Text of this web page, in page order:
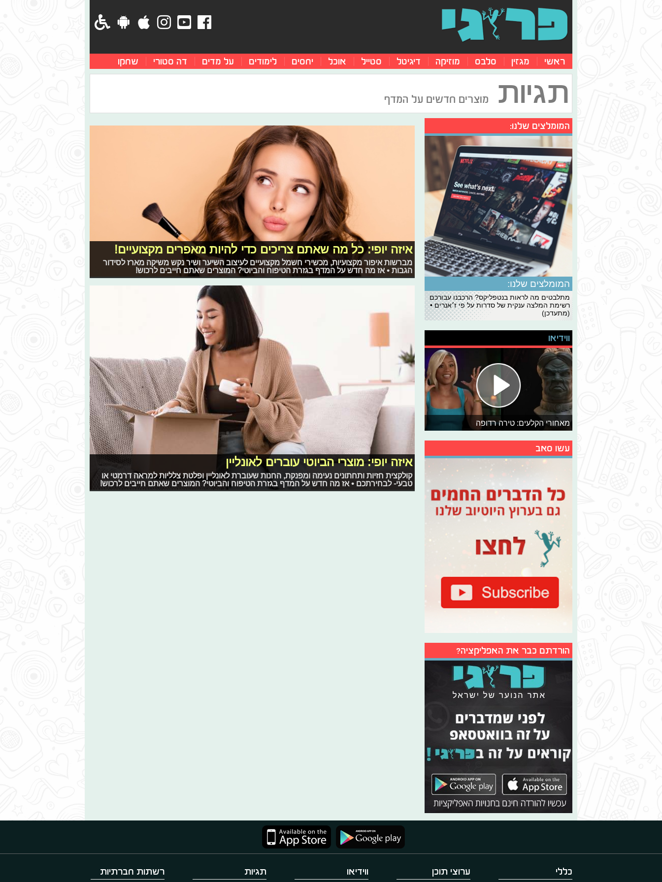
ראשי מגזין סלבס מוזיקה דיגיטל סטייל אוכל יחסים לימודים על מדים דה סטורי שחקו
תגיות מוצרים חדשים על המדף
איזה יופי: כל מה שאתם צריכים כדי להיות מאפרים מקצועיים!
מברשות איפור מקצועיות, מכשירי חשמל מקצועיים לעיצוב השיער ושיר נקש משיקה מארז לסידור
הגבות • אז מה חדש על המדף בגזרת הטיפוח והביוטי? המוצרים שאתם חייבים לרכוש!
איזה יופי: מוצרי הביוטי עוברים לאונליין
קולקצית חזיות ותחתונים נעימה ומפנקת, החנות שעוברת לאונליין ופלטת צלליות למראה דרמטי או
טבעי- לבחירתכם • אז מה חדש על המדף בגזרת הטיפוח והביוטי? המוצרים שאתם חייבים לרכוש!
המומלצים שלנו:
המומלצים שלנו:
מתלבטים מה לראות בנטפליקס? הרכבנו עבורכם
רשימת המלצה ענקית של סדרות על פי ז׳אנרים •
(מתעדכן)
ווידיאו
מאחורי הקלעים: טירה רדופה
עשו סאב
הורדתם כבר את האפליקציה?
כללי ערוצי תוכן ווידיאו תגיות רשתות חברתיות